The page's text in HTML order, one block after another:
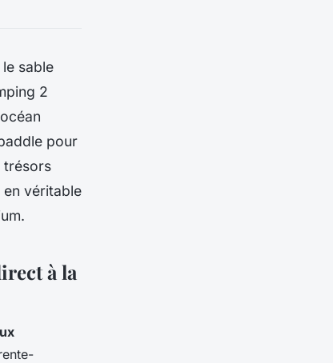
sable
2
pour
trésors
en véritable
à la